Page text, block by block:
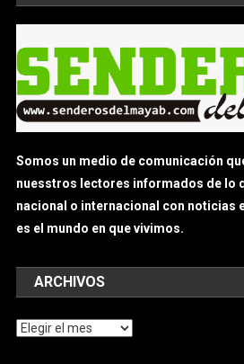
Somos un medio de comunicación
nuesstros lectores informados de lo
nacional o internacional con noticias
es el mundo en que vivimos.
ARCHIVOS
Archivos